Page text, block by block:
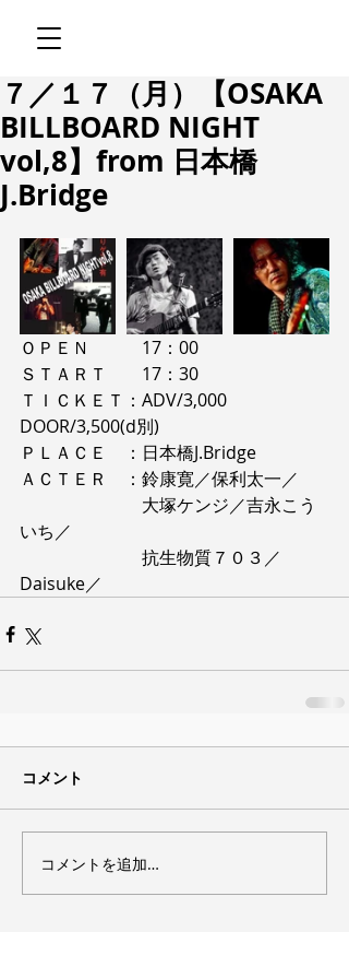
７／１７（月）【OSAKA
BILLBOARD NIGHT
vol,8】from 日本橋
J.Bridge
ＯＰＥＮ　　　17：00
ＳＴＡＲＴ　　17：30
ＴＩＣＫＥＴ：ADV/3,000
DOOR/3,500(d別)
ＰＬＡＣＥ　：日本橋J.Bridge
ＡＣＴＥＲ　：鈴康寛／保利太一／
大塚ケンジ／吉永こう
いち／
抗生物質７０３／
Daisuke／
コメント
コメントを追加…